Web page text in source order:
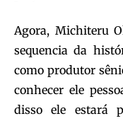
Agora, Michiteru
sequencia da
como produtor
conhecer ele
disso ele estará